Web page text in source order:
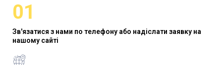
01
Зв'язатися з нами по телефону або надіслати заявку на
нашому сайті